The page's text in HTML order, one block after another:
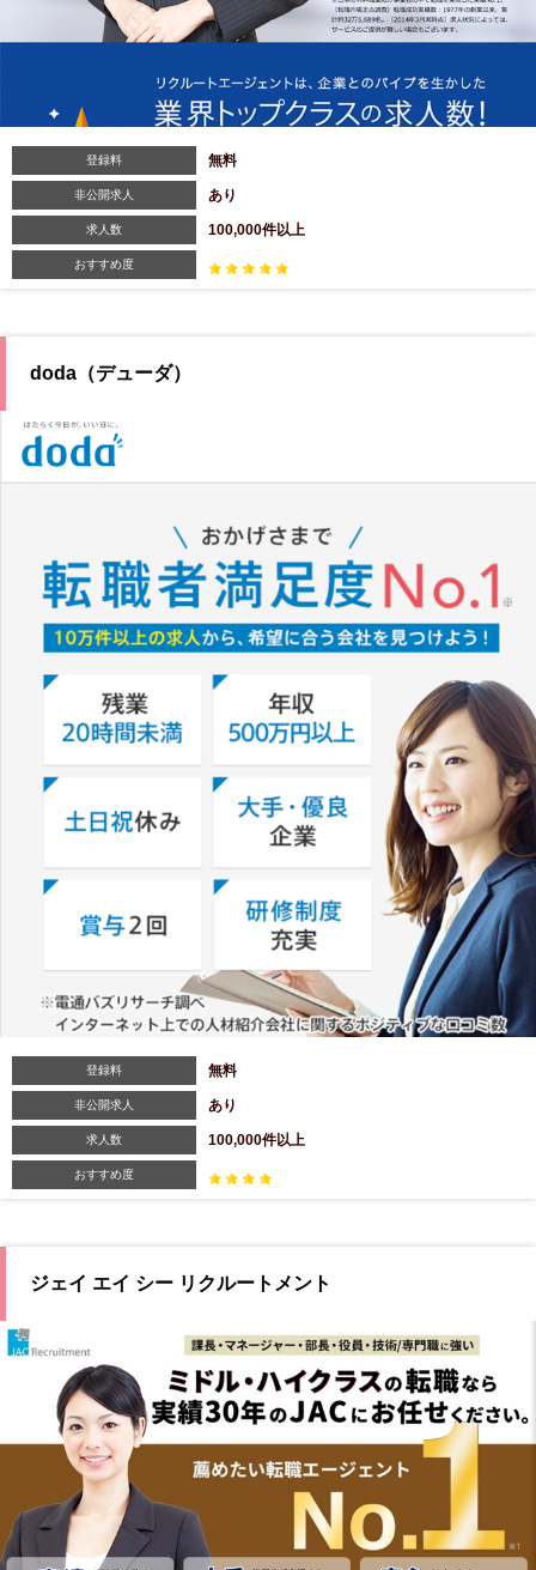
登録料 無料
非公開求人 あり
求人数 100,000件以上
おすすめ度
doda（デューダ）
登録料 無料
非公開求人 あり
求人数 100,000件以上
おすすめ度
ジェイ エイ シー リクルートメント